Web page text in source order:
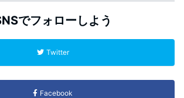
でフォローしよう
Twitter
Facebook